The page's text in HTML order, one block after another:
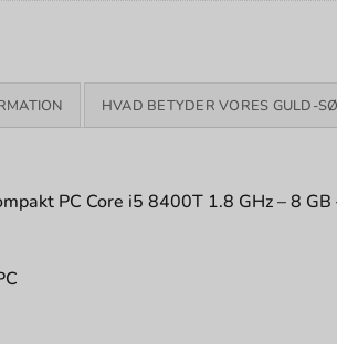
HVAD BETYDER VORES GULD-
PC Core i5 8400T 1.8 GHz – 8